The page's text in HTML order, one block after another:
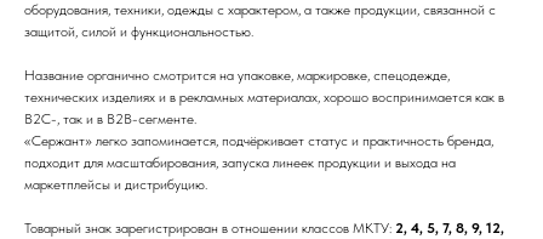
оборудования, техники, одежды с характером, а также продукции, связанной с
защитой, силой и функциональностью.
Название органично смотрится на упаковке, маркировке, спецодежде,
технических изделиях и в рекламных материалах, хорошо воспринимается как в
B2C-, так и в B2B-сегменте.
«Сержант» легко запоминается, подчёркивает статус и практичность бренда,
подходит для масштабирования, запуска линеек продукции и выхода на
маркетплейсы и дистрибуцию.
Товарный знак зарегистрирован в отношении классов МКТУ: 2, 4, 5, 7, 8, 9, 12,